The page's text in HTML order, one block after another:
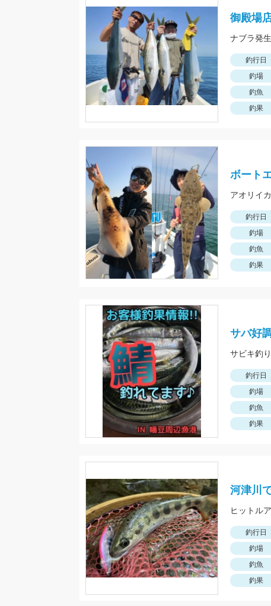
御殿場
釣行日
釣場
釣魚
釣果
ボート
釣行日
釣場
釣魚
釣果
サバ好
サビキ釣
釣行日
釣場
釣魚
釣果
河津川
ヒットル
釣行日
釣場
釣魚
釣果